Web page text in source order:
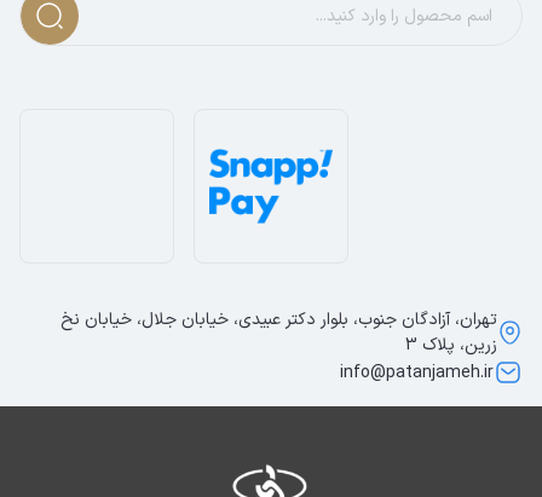
تهران، آزادگان جنوب، بلوار دکتر عبیدی، خیابان جلال، خیابان نخ
زرین، پلاک 3
info@patanjameh.ir